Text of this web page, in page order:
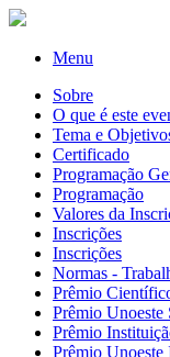
Menu
Sobre
O que é este
Tema e
Certificado
Programação
Programação
Valores da
Inscrições
Inscrições
Normas -
Prêmio
Prêmio Unoeste
Prêmio
Prêmio Unoeste